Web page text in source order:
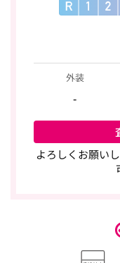
外装
-
よろしくお願い